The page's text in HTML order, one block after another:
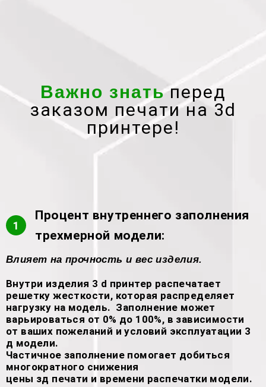
Важно знатьперед
заказом печати на 3d
принтере!
1
Процент внутреннего заполнения
трехмерной модели:
Влияет на прочность и вес изделия.
Внутри изделия 3 d принтер распечатает
решетку жесткости, которая распределяет
нагрузку на модель. Заполнение может
варьироваться от 0% до 100%, в зависимости
от ваших пожеланий и условий эксплуатации 3
д модели.
Частичное заполнение помогает добиться
многократного снижения
цены зд печати и времени распечатки модели.